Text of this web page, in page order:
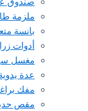
ملزمة
بانسة
أدوات
مغسل
عدة يدوية
مفك
مقص